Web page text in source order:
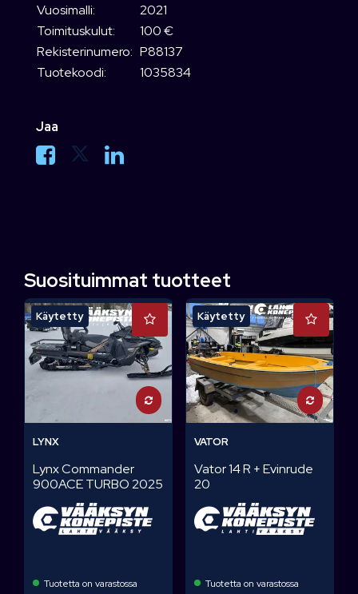
Vuosimalli:
2021
Toimituskulut:
100 €
Rekisterinumero: P88137
Tuotekoodi:
1035834
Jaa
Suosituimmat tuotteet
Käytetty
LYNX
Lynx Commander
900ACE TURBO 2025
Tuotetta on varastossa
Käytetty
VATOR
Vator 14 R + Evinrude
20
Tuotetta on varastossa